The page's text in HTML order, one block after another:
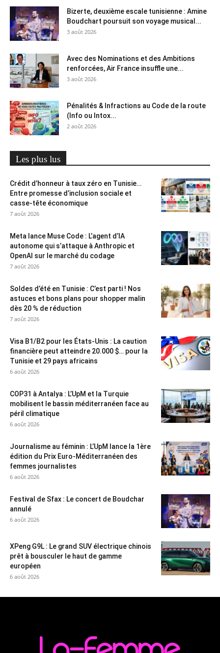
Bizerte, deuxième escale tunisienne : Amine
Boudchart poursuit son voyage musical...
3 août 2026
Avec des Nominations et des Ambitions
renforcées, Air France insuffle une...
3 août 2026
Pénalités & Infractions au Code de la route
(Info ou Intox...
2 août 2026
Les plus lus
Crédit d’honneur à taux zéro en Tunisie…
Entre promesse d’inclusion sociale et
casse-tête économique
7 août 2026
Meta lance Muse Code : L’agent d’IA
autonome qui s’attaque à Anthropic et
OpenAI sur le marché du codage
7 août 2026
Soldes d’été en Tunisie : C’est parti ! Nos
astuces et bons plans pour shopper malin
dès 20 % de réduction
7 août 2026
Visa B1/B2 pour les États-Unis : La caution
financière peut atteindre 20.000 $… pour la
Tunisie et 29 pays africains
6 août 2026
COP31 à Antalya : L’UpM et la Turquie
mobilisent le bassin méditerranéen face au
péril climatique
6 août 2026
Journalisme au féminin : L’UpM lance la 1ère
édition du Prix Euro-Méditerranéen des
femmes journalistes
6 août 2026
Festival de Sfax : Le concert de Boudchar
annulé
6 août 2026
XPeng G9L : Le grand SUV électrique chinois
prêt à bousculer le haut de gamme
européen
6 août 2026